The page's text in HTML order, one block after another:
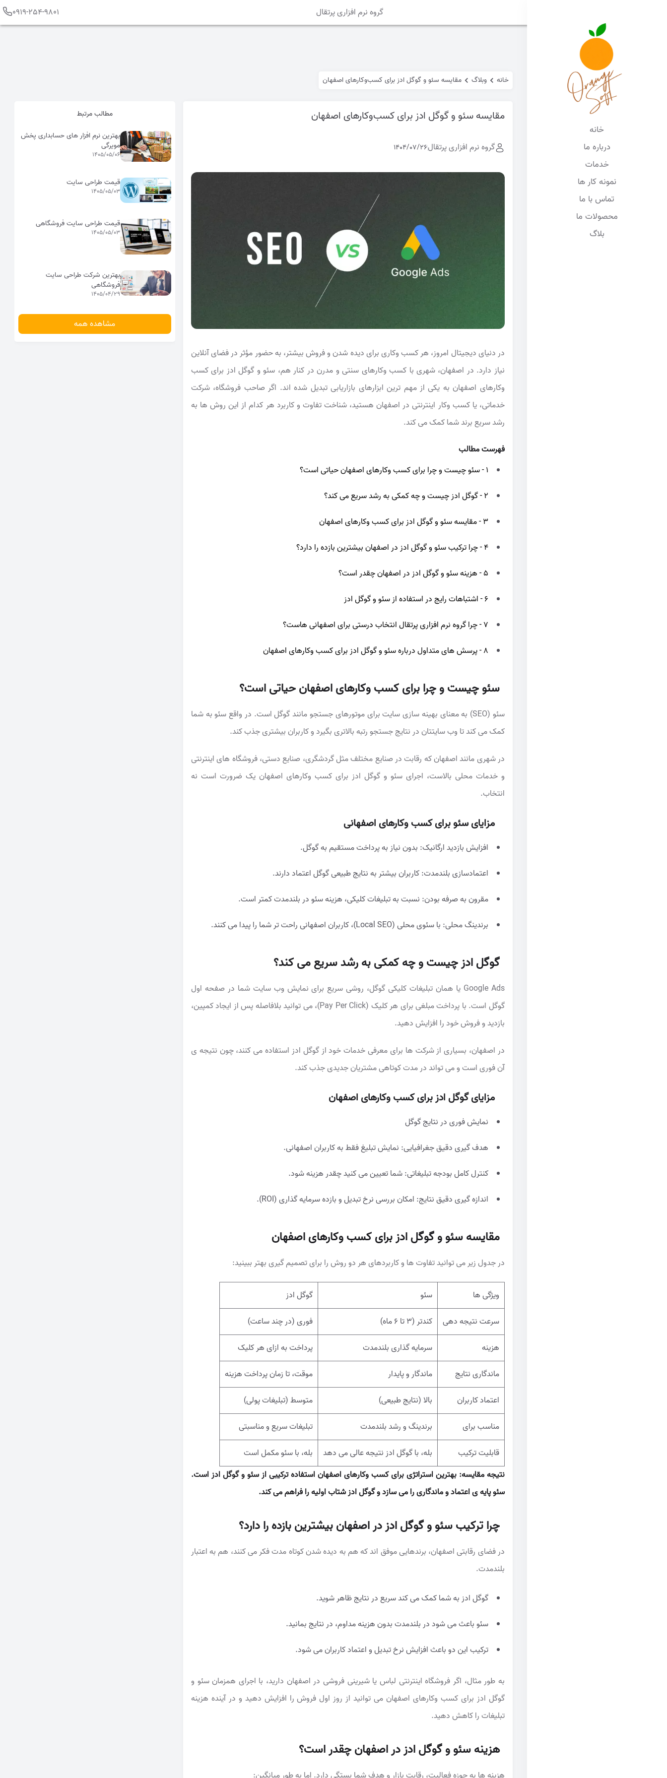
گروه نرم افزاری پرتقال 0919-254-9801
خانه
درباره ما
خدمات
نمونه کار ها
تماس با ما
محصولات ما
بلاگ
خانه وبلاگ مقایسه سئو و گوگل ادز برای کسب‌وکارهای اصفهان
مقایسه سئو و گوگل ادز برای کسب‌وکارهای اصفهان
گروه نرم افزاری پرتقال1404/07/26
در دنیای دیجیتال امروز، هر کسب وکاری برای دیده شدن و فروش بیشتر، به حضور مؤثر در فضای آنلاین
نیاز دارد. در اصفهان، شهری با کسب وکارهای سنتی و مدرن در کنار هم، سئو و گوگل ادز برای کسب
وکارهای اصفهان به یکی از مهم ترین ابزارهای بازاریابی تبدیل شده اند. اگر صاحب فروشگاه، شرکت
خدماتی، یا کسب وکار اینترنتی در اصفهان هستید، شناخت تفاوت و کاربرد هر کدام از این روش ها به
رشد سریع برند شما کمک می کند.
فهرست مطالب
1 - سئو چیست و چرا برای کسب وکارهای اصفهان حیاتی است؟
2 - گوگل ادز چیست و چه کمکی به رشد سریع می کند؟
3 - مقایسه سئو و گوگل ادز برای کسب وکارهای اصفهان
4 - چرا ترکیب سئو و گوگل ادز در اصفهان بیشترین بازده را دارد؟
5 - هزینه سئو و گوگل ادز در اصفهان چقدر است؟
6 - اشتباهات رایج در استفاده از سئو و گوگل ادز
7 - چرا گروه نرم افزاری پرتقال انتخاب درستی برای اصفهانی هاست؟
8 - پرسش های متداول درباره سئو و گوگل ادز برای کسب وکارهای اصفهان
سئو چیست و چرا برای کسب وکارهای اصفهان حیاتی است؟
سئو (SEO) به معنای بهینه سازی سایت برای موتورهای جستجو مانند گوگل است. در واقع سئو به شما
کمک می کند تا وب سایتتان در نتایج جستجو رتبه بالاتری بگیرد و کاربران بیشتری جذب کند.
در شهری مانند اصفهان که رقابت در صنایع مختلف مثل گردشگری، صنایع دستی، فروشگاه های اینترنتی
و خدمات محلی بالاست، اجرای سئو و گوگل ادز برای کسب وکارهای اصفهان یک ضرورت است نه
انتخاب.
مزایای سئو برای کسب وکارهای اصفهانی
افزایش بازدید ارگانیک: بدون نیاز به پرداخت مستقیم به گوگل.
اعتمادسازی بلندمدت: کاربران بیشتر به نتایج طبیعی گوگل اعتماد دارند.
مقرون به صرفه بودن: نسبت به تبلیغات کلیکی، هزینه سئو در بلندمدت کمتر است.
برندینگ محلی: با سئوی محلی (Local SEO)، کاربران اصفهانی راحت تر شما را پیدا می کنند.
گوگل ادز چیست و چه کمکی به رشد سریع می کند؟
Google Ads یا همان تبلیغات کلیکی گوگل، روشی سریع برای نمایش وب سایت شما در صفحه اول
گوگل است. با پرداخت مبلغی برای هر کلیک (Pay Per Click)، می توانید بلافاصله پس از ایجاد کمپین،
بازدید و فروش خود را افزایش دهید.
در اصفهان، بسیاری از شرکت ها برای معرفی خدمات خود از گوگل ادز استفاده می کنند، چون نتیجه ی
آن فوری است و می تواند در مدت کوتاهی مشتریان جدیدی جذب کند.
مزایای گوگل ادز برای کسب وکارهای اصفهان
نمایش فوری در نتایج گوگل
هدف گیری دقیق جغرافیایی: نمایش تبلیغ فقط به کاربران اصفهانی.
کنترل کامل بودجه تبلیغاتی: شما تعیین می کنید چقدر هزینه شود.
اندازه گیری دقیق نتایج: امکان بررسی نرخ تبدیل و بازده سرمایه گذاری (ROI).
مقایسه سئو و گوگل ادز برای کسب وکارهای اصفهان
در جدول زیر می توانید تفاوت ها و کاربردهای هر دو روش را برای تصمیم گیری بهتر ببینید:
ویژگی ها سئو گوگل ادز
سرعت نتیجه دهی کندتر (۳ تا ۶ ماه) فوری (در چند ساعت)
هزینه سرمایه گذاری بلندمدت پرداخت به ازای هر کلیک
ماندگاری نتایج ماندگار و پایدار موقت، تا زمان پرداخت هزینه
اعتماد کاربران بالا (نتایج طبیعی) متوسط (تبلیغات پولی)
مناسب برای برندینگ و رشد بلندمدت تبلیغات سریع و مناسبتی
قابلیت ترکیب بله، با گوگل ادز نتیجه عالی می دهد
بله، با سئو مکمل است
نتیجه مقایسه: بهترین استراتژی برای کسب وکارهای اصفهان استفاده ترکیبی از سئو و گوگل ادز است.
سئو پایه ی اعتماد و ماندگاری را می سازد و گوگل ادز شتاب اولیه را فراهم می کند.
چرا ترکیب سئو و گوگل ادز در اصفهان بیشترین بازده را دارد؟
در فضای رقابتی اصفهان، برندهایی موفق اند که هم به دیده شدن کوتاه مدت فکر می کنند، هم به اعتبار
بلندمدت.
گوگل ادز به شما کمک می کند سریع در نتایج ظاهر شوید.
سئو باعث می شود در بلندمدت بدون هزینه مداوم، در نتایج بمانید.
ترکیب این دو باعث افزایش نرخ تبدیل و اعتماد کاربران می شود.
به طور مثال، اگر فروشگاه اینترنتی لباس یا شیرینی فروشی در اصفهان دارید، با اجرای همزمان سئو و
گوگل ادز برای کسب وکارهای اصفهان می توانید از روز اول فروش را افزایش دهید و در آینده هزینه
تبلیغات را کاهش دهید.
هزینه سئو و گوگل ادز در اصفهان چقدر است؟
مطالب مرتبط
بهترین نرم افزار های حسابداری پخش
مویرگی
1405/05/06
قیمت طراحی سایت
1405/05/03
قیمت طراحی سایت فروشگاهی
1405/05/03
بهترین شرکت طراحی سایت
فروشگاهی
1405/04/29
مشاهده همه